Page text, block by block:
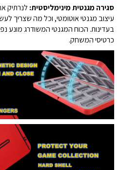
סגירה מגנטית מינימליסטית: לנרתיק
עיצוב מגנטי אוטומטי, וכל מה שצריך
בעדינות. הכוח המגנטי המשודרג מונע
כרטיסי המשחק.